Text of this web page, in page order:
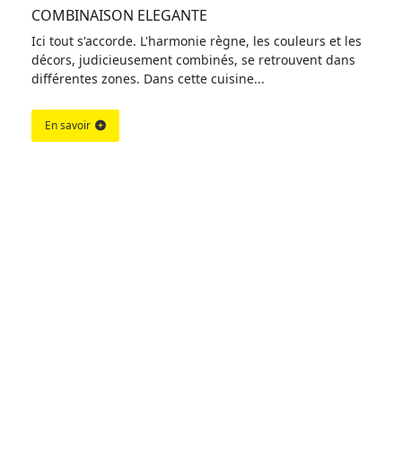
COMBINAISON ELEGANTE
Ici tout s'accorde. L'harmonie règne, les couleurs et les
décors, judicieusement combinés, se retrouvent dans
différentes zones. Dans cette cuisine...
En savoir